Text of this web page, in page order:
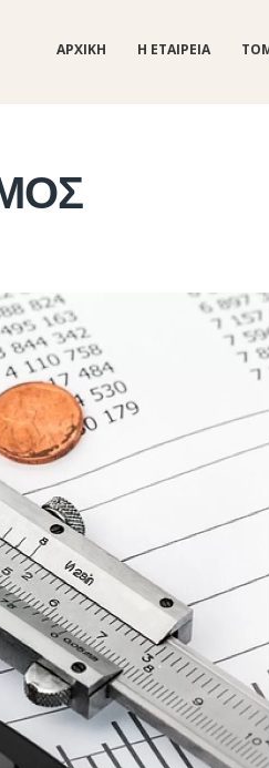
ΑΡΧΙΚΗ Η ΕΤΑΙΡΕΙΑ